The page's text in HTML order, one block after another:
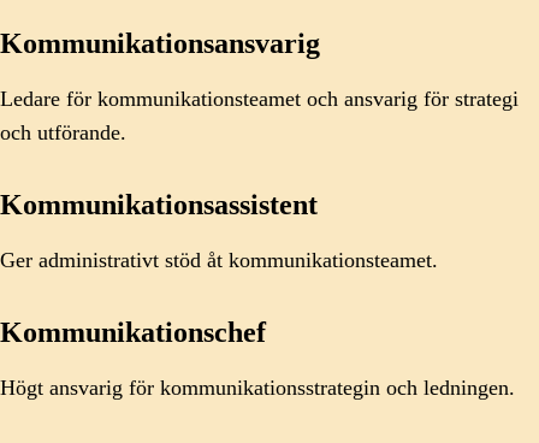
Kommunikationsansvarig
Ledare för kommunikationsteamet och ansvarig för strategi
och utförande.
Kommunikationsassistent
Ger administrativt stöd åt kommunikationsteamet.
Kommunikationschef
Högt ansvarig för kommunikationsstrategin och ledningen.